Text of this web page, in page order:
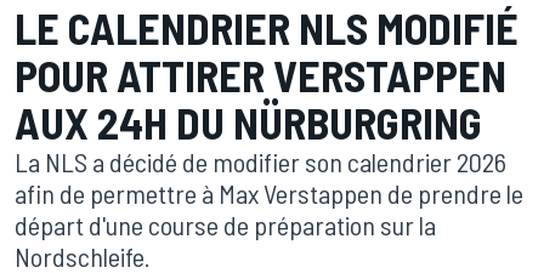
LE CALENDRIER NLS MODIFIÉ
POUR ATTIRER VERSTAPPEN
AUX 24H DU NÜRBURGRING
La NLS a décidé de modifier son calendrier 2026
afin de permettre à Max Verstappen de prendre le
départ d'une course de préparation sur la
Nordschleife.